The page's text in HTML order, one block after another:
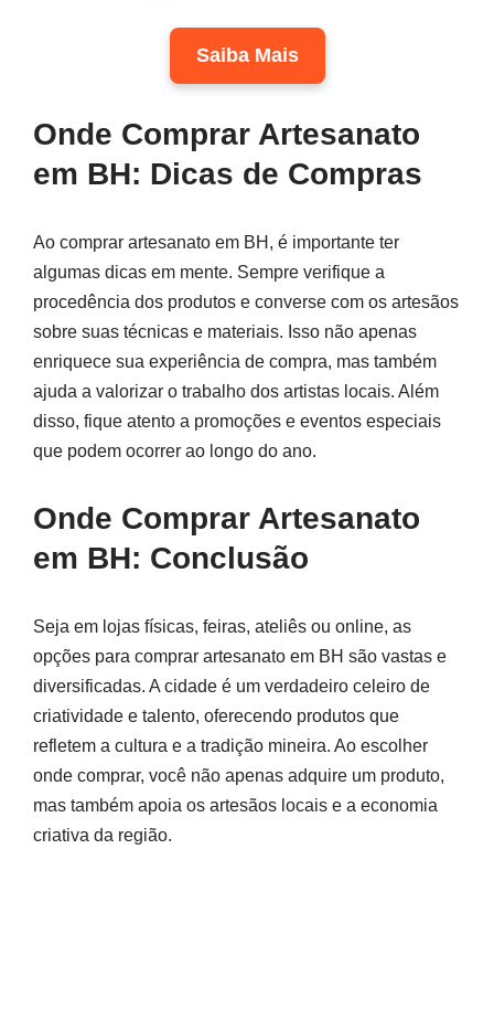
Saiba Mais
Onde Comprar Artesanato
em BH: Dicas de Compras
Ao comprar artesanato em BH, é importante ter
algumas dicas em mente. Sempre verifique a
procedência dos produtos e converse com os artesãos
sobre suas técnicas e materiais. Isso não apenas
enriquece sua experiência de compra, mas também
ajuda a valorizar o trabalho dos artistas locais. Além
disso, fique atento a promoções e eventos especiais
que podem ocorrer ao longo do ano.
Onde Comprar Artesanato
em BH: Conclusão
Seja em lojas físicas, feiras, ateliês ou online, as
opções para comprar artesanato em BH são vastas e
diversificadas. A cidade é um verdadeiro celeiro de
criatividade e talento, oferecendo produtos que
refletem a cultura e a tradição mineira. Ao escolher
onde comprar, você não apenas adquire um produto,
mas também apoia os artesãos locais e a economia
criativa da região.